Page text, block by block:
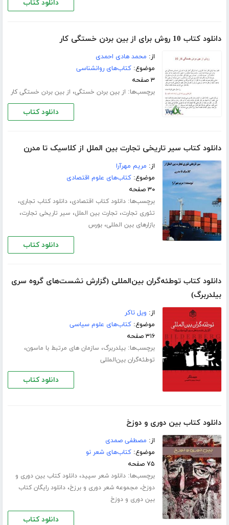
دانلود کتاب
دانلود کتاب 10 روش برای از بین بردن خستگی کار
از: محمد هادی احمدی
موضوع:کتاب‌های روانشناسی
۳ صفحه
برچسب‌ها: از بین بردن خستگی، از بین بردن خستگی کار
دانلود کتاب
دانلود کتاب سیر تاریخی تجارت بین الملل از کلاسیک تا مدرن
از: مریم مهرآرا
موضوع:کتاب‌های علوم اقتصادی
۳۰ صفحه
برچسب‌ها:دانلود کتاب اقتصادی،دانلود کتاب تجاری،
تئوری تجارت، تجارت بین الملل، سیر تاریخی تجارت،
بازارهای بین المللی،بورس
دانلود کتاب
دانلود کتاب توطئه‌گران بین‌المللی (گزارش نشست‌های گروه سری
بیلدربرگ)
از: ویل تاکر
موضوع:کتاب‌های علوم سیاسی
۳۱۶ صفحه
برچسب‌ها:بیلدربرگ، سازمان های مرتبط با ماسون،
توطئه‌گران بین‌المللی
دانلود کتاب
دانلود کتاب بین دوری و دوزخ
از: مصطفی صمدی
موضوع:کتاب‌های شعر نو
۷۵ صفحه
برچسب‌ها:دانلود شعر سپید،دانلود کتاب بین دوری و
دوزخ، مجموعه شعر دوری و برزخ،دانلود رایگان کتاب
بین دوری و دوزخ
دانلود کتاب